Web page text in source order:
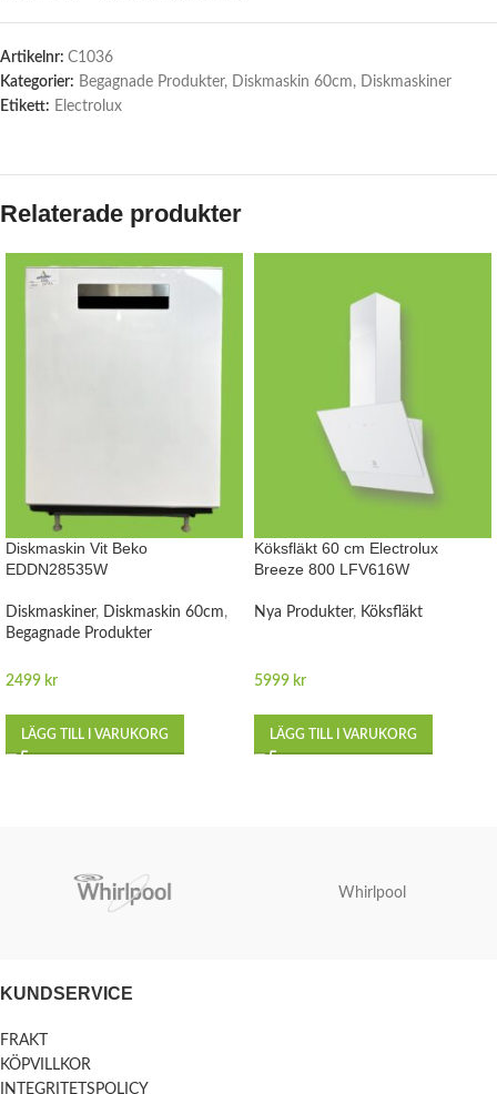
Artikelnr: C1036
Kategorier: Begagnade Produkter, Diskmaskin 60cm, Diskmaskiner
Etikett: Electrolux
Relaterade produkter
Diskmaskin Vit Beko
EDDN28535W
Diskmaskiner, Diskmaskin 60cm,
Begagnade Produkter
2499 kr
LÄGG TILL I VARUKORG
Köksfläkt 60 cm Electrolux
Breeze 800 LFV616W
Nya Produkter, Köksfläkt
5999 kr
LÄGG TILL I VARUKORG
Whirlpool
KUNDSERVICE
FRAKT
KÖPVILLKOR
INTEGRITETSPOLICY